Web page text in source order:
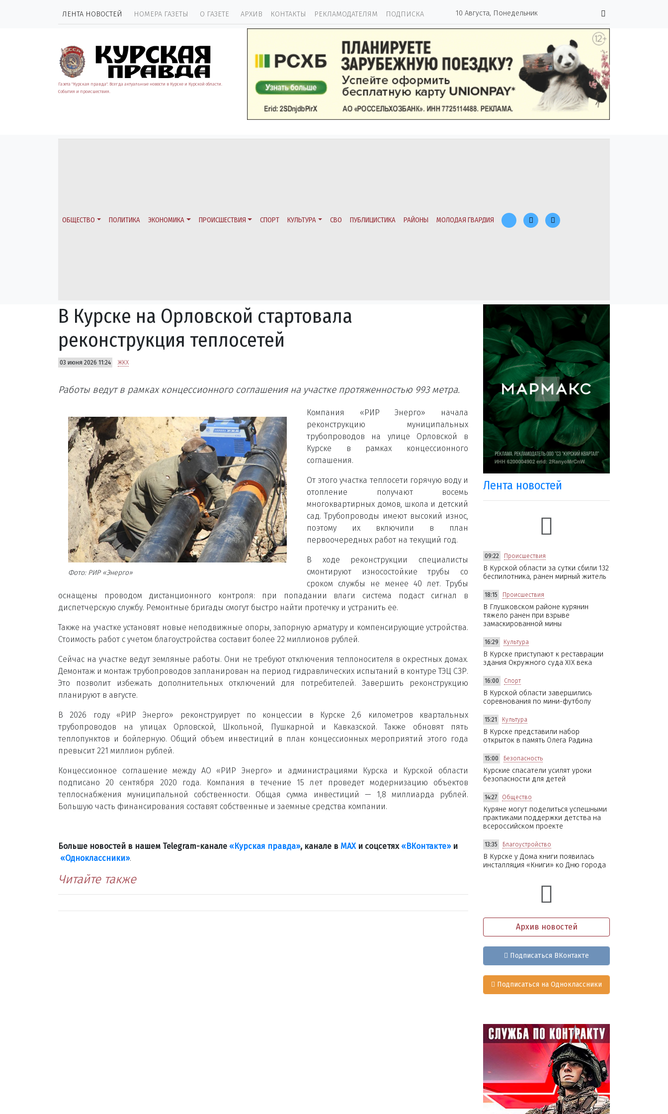
ЛЕНТА НОВОСТЕЙ НОМЕРА ГАЗЕТЫ О ГАЗЕТЕ АРХИВ КОНТАКТЫ РЕКЛАМОДАТЕЛЯМ ПОДПИСКА 10 Августа, Понедельник
Газета "Курская правда". Всегда актуальные новости в Курске и Курской области.
События и происшествия.
ОБЩЕСТВО ПОЛИТИКА ЭКОНОМИКА ПРОИСШЕСТВИЯ СПОРТ КУЛЬТУРА СВО ПУБЛИЦИСТИКА РАЙОНЫ МОЛОДАЯ ГВАРДИЯ
В Курске на Орловской стартовала
реконструкция теплосетей
03 июня 2026 11:24 ЖКХ
Работы ведут в рамках концессионного соглашения на участке протяженностью 993 метра.
Фото: РИР «Энерго»
Компания «РИР Энерго» начала
реконструкцию муниципальных
трубопроводов на улице Орловской в
Курске в рамках концессионного
соглашения.
От этого участка теплосети горячую воду и
отопление получают восемь
многоквартирных домов, школа и детский
сад. Трубопроводы имеют высокий износ,
поэтому их включили в план
первоочередных работ на текущий год.
В ходе реконструкции специалисты
смонтируют износостойкие трубы со
сроком службы не менее 40 лет. Трубы
оснащены проводом дистанционного контроля: при попадании влаги система подаст сигнал в
диспетчерскую службу. Ремонтные бригады смогут быстро найти протечку и устранить ее.
Также на участке установят новые неподвижные опоры, запорную арматуру и компенсирующие устройства.
Стоимость работ с учетом благоустройства составит более 22 миллионов рублей.
Сейчас на участке ведут земляные работы. Они не требуют отключения теплоносителя в окрестных домах.
Демонтаж и монтаж трубопроводов запланирован на период гидравлических испытаний в контуре ТЭЦ СЗР.
Это позволит избежать дополнительных отключений для потребителей. Завершить реконструкцию
планируют в августе.
В 2026 году «РИР Энерго» реконструирует по концессии в Курске 2,6 километров квартальных
трубопроводов на улицах Орловской, Школьной, Пушкарной и Кавказской. Также обновят пять
теплопунктов и бойлерную. Общий объем инвестиций в план концессионных мероприятий этого года
превысит 221 миллион рублей.
Концессионное соглашение между АО «РИР Энерго» и администрациями Курска и Курской области
подписано 20 сентября 2020 года. Компания в течение 15 лет проведет модернизацию объектов
теплоснабжения муниципальной собственности. Общая сумма инвестиций — 1,8 миллиарда рублей.
Большую часть финансирования составят собственные и заемные средства компании.
Больше новостей в нашем Telegram-канале «Курская правда», канале в МАХ и соцсетях «ВКонтакте»и
«Одноклассники».
Читайте также
Лента новостей
09:22 Происшествия
В Курской области за сутки сбили 132
беспилотника, ранен мирный житель
18:15 Происшествия
В Глушковском районе курянин
тяжело ранен при взрыве
замаскированной мины
16:29 Культура
В Курске приступают к реставрации
здания Окружного суда XIX века
16:00 Спорт
В Курской области завершились
соревнования по мини-футболу
15:21 Культура
В Курске представили набор
открыток в память Олега Радина
15:00 Безопасность
Курские спасатели усилят уроки
безопасности для детей
14:27 Общество
Куряне могут поделиться успешными
практиками поддержки детства на
всероссийском проекте
13:35 Благоустройство
В Курске у Дома книги появилась
инсталляция «Книги» ко Дню города
Архив новостей
Подписаться ВКонтакте
Подписаться на Одноклассники